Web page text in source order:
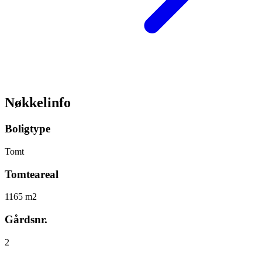
Nøkkelinfo
Boligtype
Tomt
Tomteareal
1165 m2
Gårdsnr.
2